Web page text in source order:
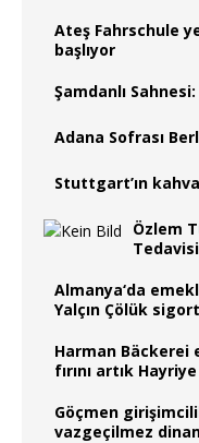
Ateş Fahrschule
başlıyor
Şamdanlı
Adana Sofrası
Stuttgart’ın
Özlem
Almanya‘da
Yalçın Çölük
Harman Bäckerei
fırını artık
Göçmen
vazgeçilmez